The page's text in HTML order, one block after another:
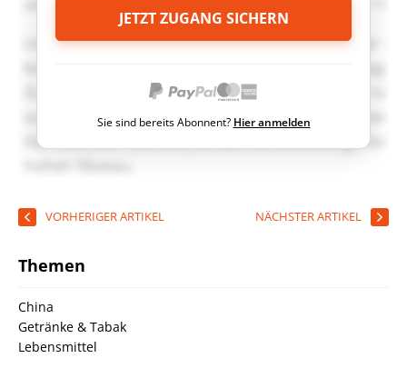
JETZT ZUGANG SICHERN
Sie sind bereits Abonnent? Hier anmelden
VORHERIGER ARTIKEL NÄCHSTER ARTIKEL
Themen
China
Getränke & Tabak
Lebensmittel